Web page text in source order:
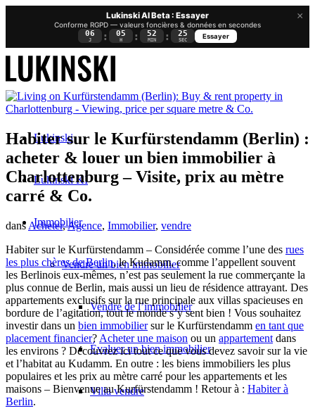
×
Lukinski AI Beta : Essayer
Conforme RGPD — valeurs foncières & données en secondes
06
J : 05
H : 52
MIN : 24
SEC
Essayer
Lukinski
Lukinski KI
Immobilier
Vendre un bien immobilier
Vendre de l’immobilier
Évaluer un bien immobilier
Villa vendre
Habiter sur le Kurfürstendamm (Berlin) :
acheter & louer un bien immobilier à
Charlottenburg – Visite, prix au mètre
carré & Co.
dans Acheter,Agence, Immobilier, vendre
Habiter sur le Kurfürstendamm – Considérée comme l’une des rues
les plus chères de Berlin, le Kudamm, comme l’appellent souvent
les Berlinois eux-mêmes, n’est pas seulement la rue commerçante la
plus connue de Berlin, mais aussi un lieu de résidence attrayant. Des
appartements exclusifs sur la rue principale aux villas spacieuses en
bordure de l’agitation, tout le monde s’y sent bien ! Vous souhaitez
investir dans un bien immobiliersur le Kurfürstendamm en tant que
placement financier? Acheter une maison ou un appartement dans
les environs ? Découvrez ici tout ce que vous devez savoir sur la vie
et l’habitat au Kudamm. En outre : les biens immobiliers les plus
populaires et les prix au mètre carré pour les appartements et les
maisons – Bienvenue au Kurfürstendamm ! Retour à : Habiter à
Berlin.